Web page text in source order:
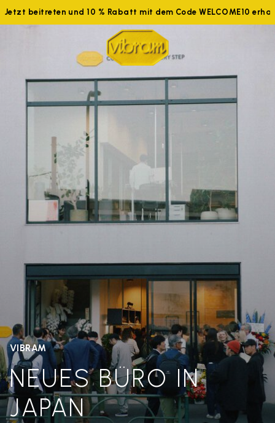
Jetzt beitreten und 10 % Rabatt mit dem Code WELCOME10
VIBRAM
NEUES BÜRO IN
JAPAN